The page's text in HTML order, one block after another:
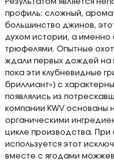
профиль: сложный,
большинство джинов,
духом истории, а
трюфелями. Опытные
ждали первых дождей на
пока эти клубневидные
бриллиант») с
появлялись из
компании KWV основаны
органическими
цикле производства.
используетcя этот
вместе с ягодами